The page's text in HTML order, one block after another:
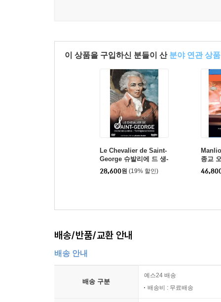
이 상품을 구입하신 분들이 산 분야 연관 상품
Le Chevalier de Saint-
George 슈발리에 드 생-
조르쥬 - 계몽주의 바이
올리니스트 (The Enlight
28,600원 (19% 할인)
종교
성 마
aria
배송/반품/교환 안내
배송 안내
배송 구분
예스24 배송
배송비 : 무료배송